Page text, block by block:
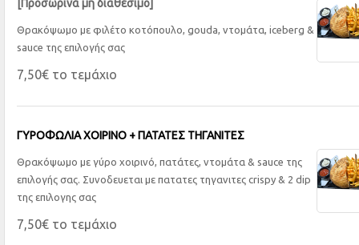
[Προσωρινά μη διαθέσιμο]
Θρακόψωμο με φιλέτο κοτόπουλο, gouda, ντομάτα, iceberg &
sauce της επιλογής σας
7,50€ το τεμάχιο
ΓΥΡΟΦΩΛΙΑ ΧΟΙΡΙΝΟ + ΠΑΤΑΤΕΣ ΤΗΓΑΝΙΤΕΣ
Θρακόψωμο με γύρο χοιρινό, πατάτες, ντομάτα & sauce της
επιλογής σας. Συνοδευεται με πατατες τηγανιτες crispy & 2 dip
της επιλογης σας
7,50€ το τεμάχιο